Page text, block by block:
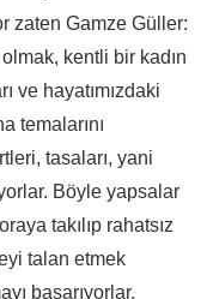
zaten Gamze Güller:
olmak, kentli bir kadın
ve hayatımızdaki
temalarını
tasaları, yani
Böyle yapsalar
takılıp rahatsız
talan etmek
başarıyorlar.